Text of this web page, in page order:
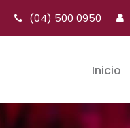
(04) 500 0950
Inicio